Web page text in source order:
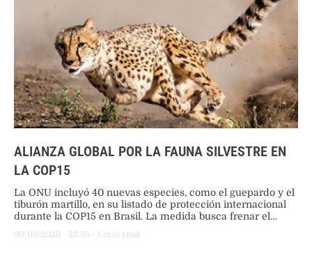
ALIANZA GLOBAL POR LA FAUNA SILVESTRE EN
LA COP15
La ONU incluyó 40 nuevas especies, como el guepardo y el
tiburón martillo, en su listado de protección internacional
durante la COP15 en Brasil. La medida busca frenar el
bajo vigilancia global.
30/03/2026 - 23:35 - min read